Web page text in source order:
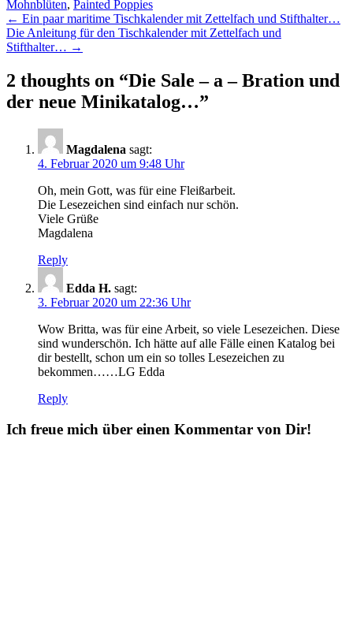
Mohnblüten, Painted Poppies
Post
navigation
← Ein paar maritime Tischkalender mit Zettelfach und Stifthalter…
Die Anleitung für den Tischkalender mit Zettelfach und
Stifthalter… →
2 thoughts on “Die Sale – a – Bration und
der neue Minikatalog…”
Magdalena sagt:
4. Februar 2020 um 9:48 Uhr
Oh, mein Gott, was für eine Fleißarbeit.
Die Lesezeichen sind einfach nur schön.
Viele Grüße
Magdalena
Reply
Edda H. sagt:
3. Februar 2020 um 22:36 Uhr
Wow Britta, was für eine Arbeit, so viele Lesezeichen. Diese
sind wunderschön. Ich hätte auf alle Fälle einen Katalog bei
dir bestellt, schon um ein so tolles Lesezeichen zu
bekommen……LG Edda
Reply
Ich freue mich über einen Kommentar von Dir!